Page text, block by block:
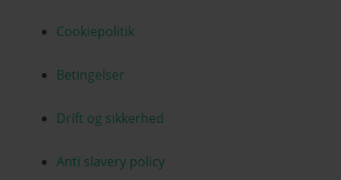
Cookiepolitik
Betingelser
Drift og sikkerhed
Anti slavery policy